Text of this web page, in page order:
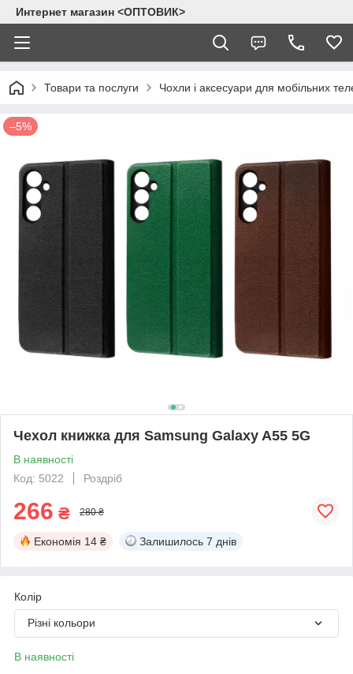
Интернет магазин <ОПТОВИК>
Товари та послуги Чохли і аксесуари для мобільних
–5%
Чехол книжка для Samsung Galaxy A55 5G
В наявності
Код: 5022
Роздріб
266 ₴ 280 ₴
Економія 14 ₴ Залишилось 7 днів
Колір
Різні кольори
В наявності